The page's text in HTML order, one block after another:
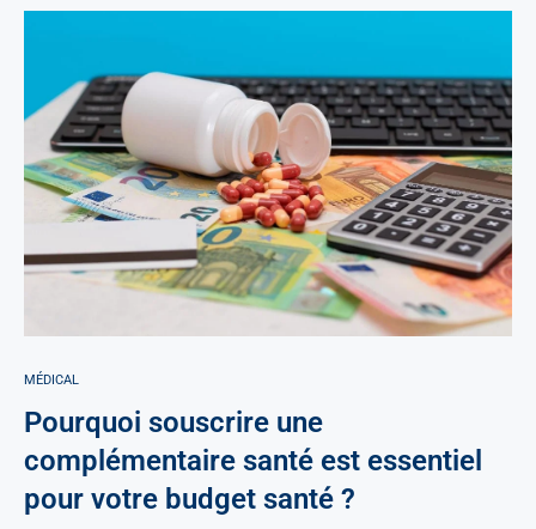
MÉDICAL
Pourquoi souscrire une
complémentaire santé est essentiel
pour votre budget santé ?